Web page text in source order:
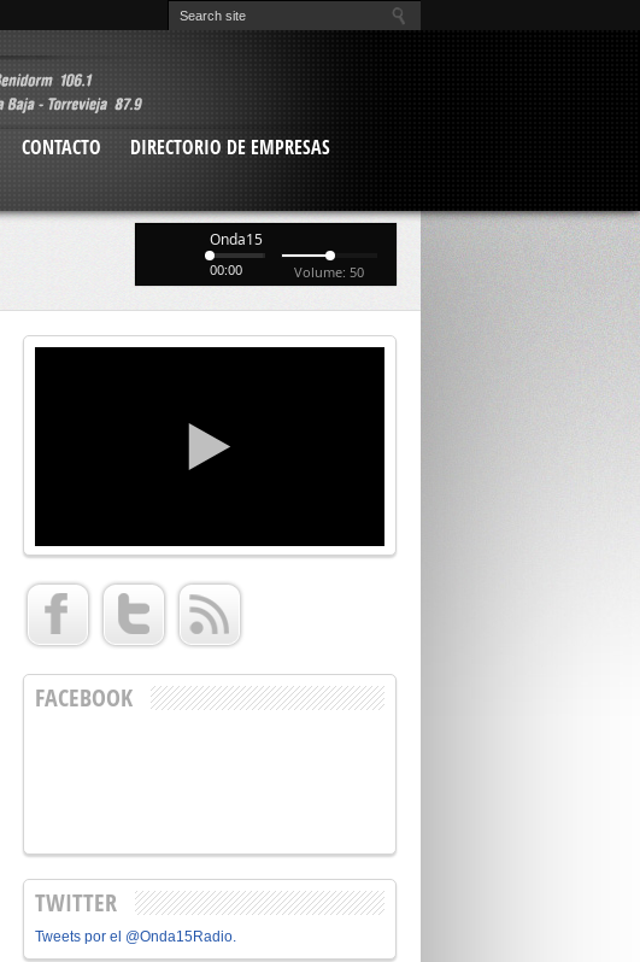
CONTACTO
DIRECTORIO DE EMPRESAS
Onda15
00:00 Volume: 50
FACEBOOK
TWITTER
Tweets por el @Onda15Radio.